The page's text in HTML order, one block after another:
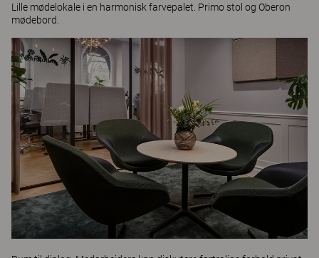
Lille mødelokale i en harmonisk farvepalet. Primo stol og Oberon
mødebord.